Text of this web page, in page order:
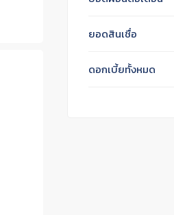
ยอดสินเชื่อ
ดอกเบี้ยทั้งหมด